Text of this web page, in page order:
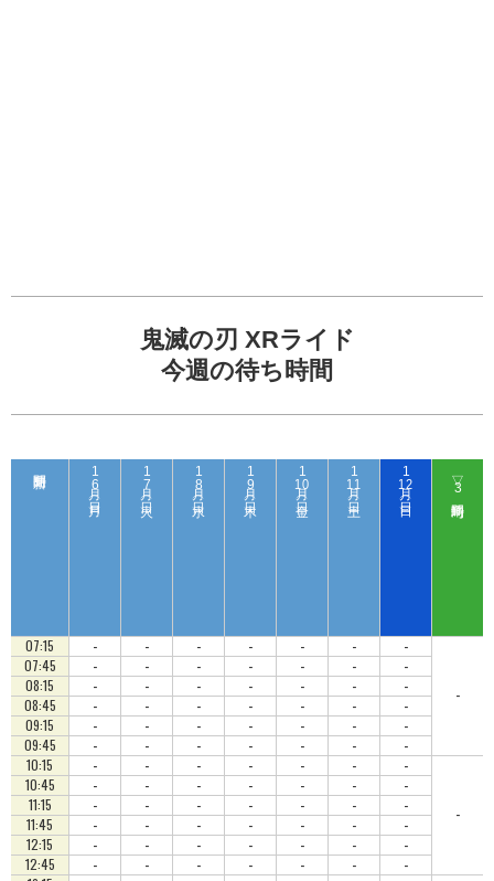
鬼滅の刃 XRライド
今週の待ち時間
1
6
日（ 月 ）
1
7
日（ 火 ）
1
8
日（ 水 ）
1
9
日（ 木 ）
1
10
日（ 金 ）
1
11
日（ 土 ）
1
12
日（ 日 ）
▽
3
07:15 - - - - - - -
-
07:45 - - - - - - -
08:15 - - - - - - -
08:45 - - - - - - -
09:15 - - - - - - -
09:45 - - - - - - -
10:15 - - - - - - -
-
10:45 - - - - - - -
11:15 - - - - - - -
11:45 - - - - - - -
12:15 - - - - - - -
12:45 - - - - - - -